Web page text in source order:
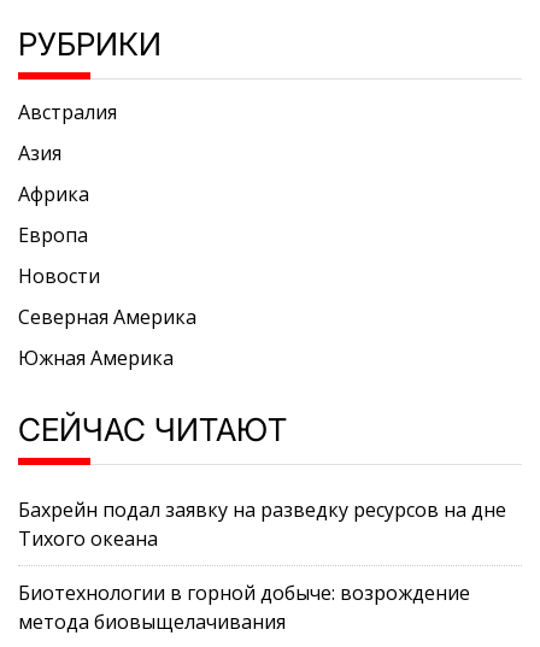
РУБРИКИ
Австралия
Азия
Африка
Европа
Новости
Северная Америка
Южная Америка
СЕЙЧАС ЧИТАЮТ
Бахрейн подал заявку на разведку ресурсов на дне
Тихого океана
Биотехнологии в горной добыче: возрождение
метода биовыщелачивания